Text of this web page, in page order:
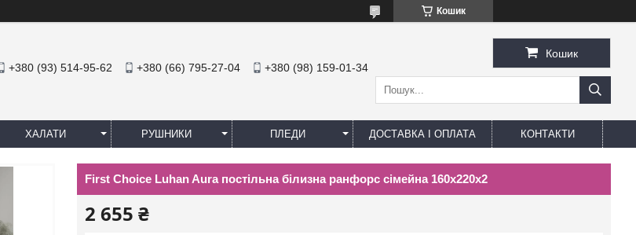
Кошик
+380 (93) 514-95-62 +380 (66) 795-27-04 +380 (98) 159-01-34
Кошик
ХАЛАТИ РУШНИКИ ПЛЕДИ ДОСТАВКА І ОПЛАТА КОНТАКТИ
First Сhoice Luhan Aura постільна білизна ранфорс сімейна 160х220х2
2 655 ₴